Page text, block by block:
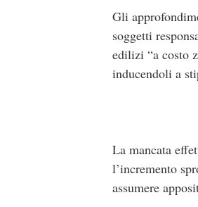
Gli
soggetti
edilizi “a costo
inducendoli a
La mancata
l’incremento
assumere